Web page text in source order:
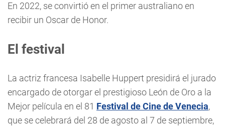
En 2022, se convirtió en el primer australiano en
recibir un Oscar de Honor.
El festival
La actriz francesa Isabelle Huppert presidirá el jurado
encargado de otorgar el prestigioso León de Oro a la
Mejor película en el 81 Festival de Cine de Venecia,
que se celebrará del 28 de agosto al 7 de septiembre,